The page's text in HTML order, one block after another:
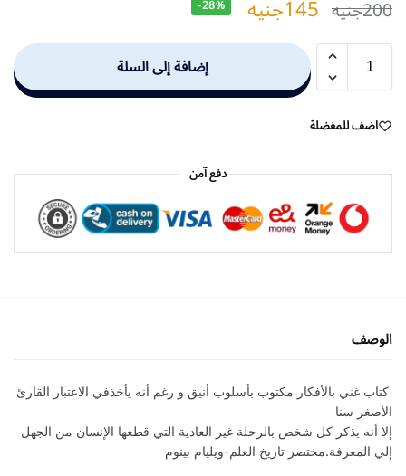
200جنيه 145جنيه -28%
إضافة إلى السلة
اضف للمفضلة
دفع آمن
الوصف
كتاب غني بالأفكار مكتوب بأسلوب أنيق و رغم أنه يأخذفي الاعتبار القارئ
الأصغر سنا
إلا أنه يذكر كل شخص بالرحلة غير العادية التي قطعها الإنسان من الجهل
إلي المعرفة.مختصر تاريخ العلم-ويليام بينوم